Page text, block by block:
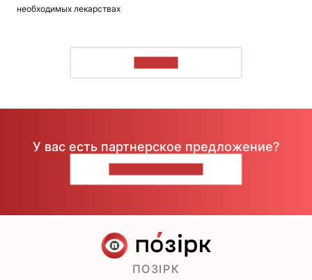
необходимых лекарствах
У вас есть партнерское предложение?
ПОЗІРК